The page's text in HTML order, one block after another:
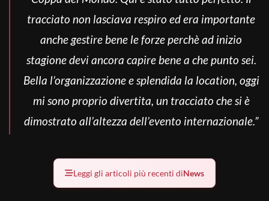
tracciato non lasciava respiro ed era importante
anche gestire bene le forze perchè ad inizio
stagione devi ancora capire bene a che punto sei.
Bella l’organizzazione e splendida la location, oggi
mi sono proprio divertita, un tracciato che si è
dimostrato all’altezza dell’evento internazionale.”
Leggi gli articoli più recenti diNews